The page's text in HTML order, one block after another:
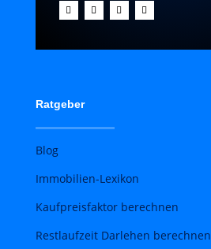
Ratgeber
Blog
Immobilien-Lexikon
Kaufpreisfaktor berechnen
Restlaufzeit Darlehen berechnen